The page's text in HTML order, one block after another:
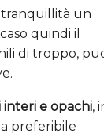
tranquillità un
quindi il
di troppo,
e opachi,
preferibile